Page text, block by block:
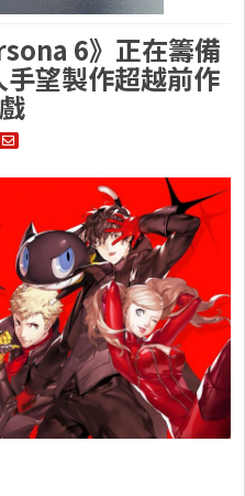
6》正在籌備
望製作超越前作